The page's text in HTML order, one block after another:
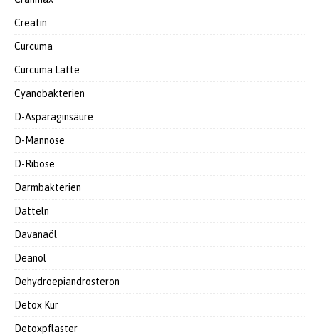
Creatin
Curcuma
Curcuma Latte
Cyanobakterien
D-Asparaginsäure
D-Mannose
D-Ribose
Darmbakterien
Datteln
Davanaöl
Deanol
Dehydroepiandrosteron
Detox Kur
Detoxpflaster